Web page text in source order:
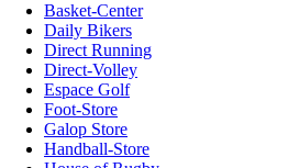
Basket-Center
Daily Bikers
Direct Running
Direct-Volley
Espace Golf
Foot-Store
Galop Store
Handball-Store